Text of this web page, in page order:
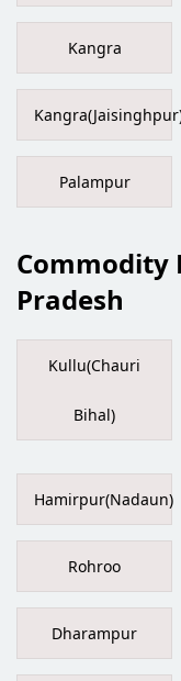
Kangra
Palampur
Commodity
Pradesh
Kullu(Chauri
Bihal)
Hamirpur(Nadaun)
Rohroo
Dharampur